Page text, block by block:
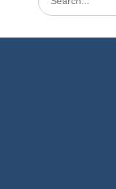
for: